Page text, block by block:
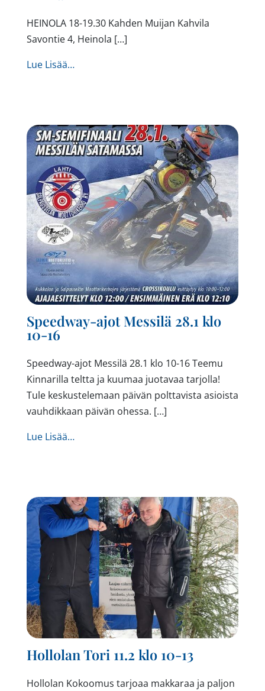
HEINOLA 18-19.30 Kahden Muijan Kahvila
Savontie 4, Heinola […]
Lue Lisää…from HEINOLA 6.3. klo 18-19.30 Kahden
Speedway-ajot Messilä 28.1 klo
10-16
Speedway-ajot Messilä 28.1 klo 10-16 Teemu
Kinnarilla teltta ja kuumaa juotavaa tarjolla!
Tule keskustelemaan päivän polttavista asioista
vauhdikkaan päivän ohessa. […]
Lue Lisää…from Speedway-ajot Messilä 28.1 klo 10-16
Hollolan Tori 11.2 klo 10-13
Hollolan Kokoomus tarjoaa makkaraa ja paljon